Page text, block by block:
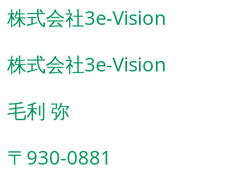
株式会社3e-Vision
株式会社3e-Vision
毛利 弥
〒930-0881